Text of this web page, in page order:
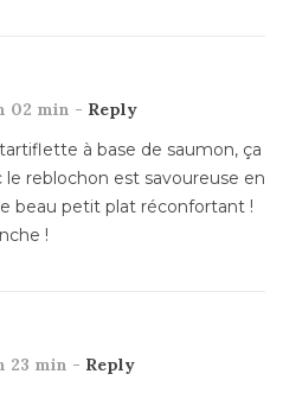
02 min - Reply
tartiflette à base de saumon, ça
reblochon est savoureuse en
beau petit plat réconfortant !
!
23 min - Reply